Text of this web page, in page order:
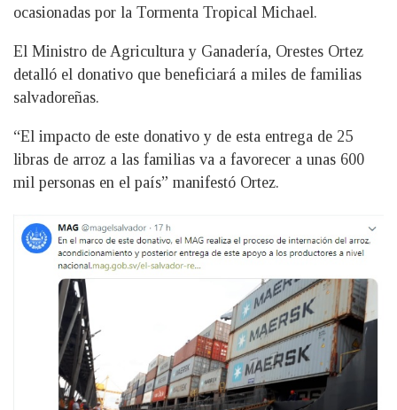
ocasionadas por la Tormenta Tropical Michael.
El Ministro de Agricultura y Ganadería, Orestes Ortez
detalló el donativo que beneficiará a miles de familias
salvadoreñas.
“El impacto de este donativo y de esta entrega de 25
libras de arroz a las familias va a favorecer a unas 600
mil personas en el país” manifestó Ortez.